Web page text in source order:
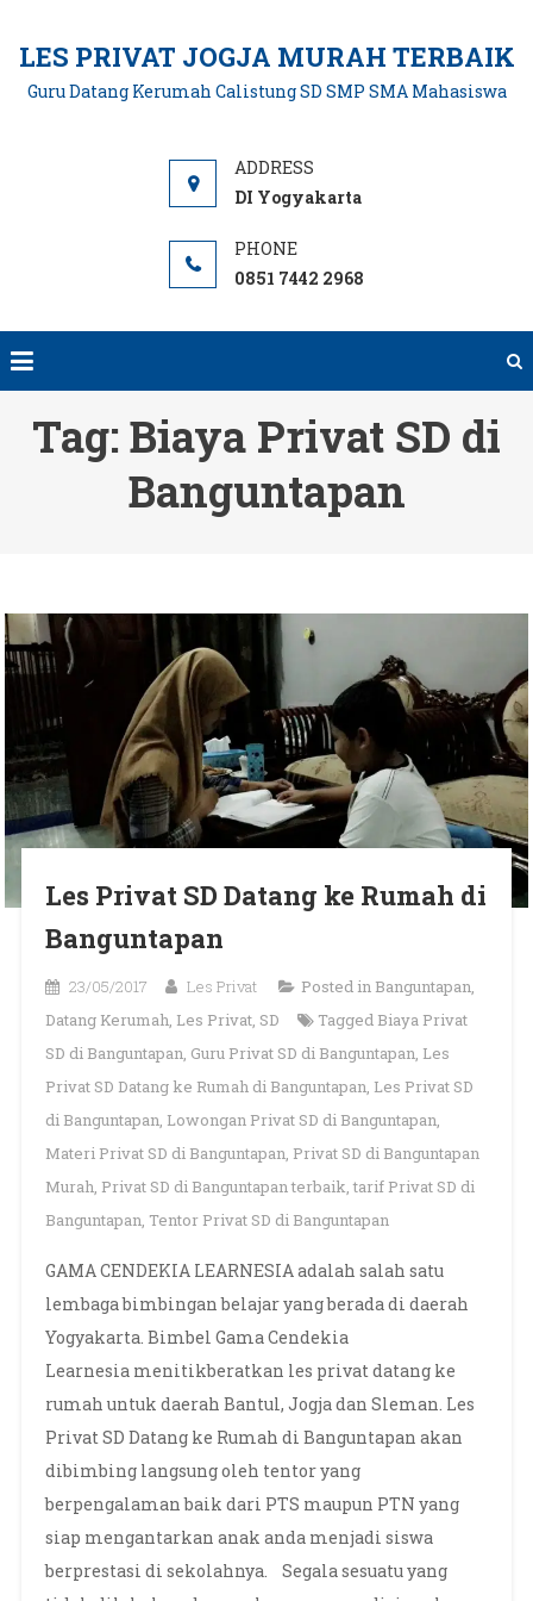
content
LES PRIVAT JOGJA MURAH TERBAIK
Guru Datang Kerumah Calistung SD SMP SMA Mahasiswa
DI Yogyakarta
0851 7442 2968
Tag: Biaya Privat SD di
Banguntapan
Les Privat SD Datang ke Rumah di
Banguntapan
23/05/2017 Les Privat Posted in Banguntapan,
Datang Kerumah, Les Privat, SD Tagged Biaya Privat
SD di Banguntapan, Guru Privat SD di Banguntapan, Les
Privat SD Datang ke Rumah di Banguntapan, Les Privat SD
di Banguntapan, Lowongan Privat SD di Banguntapan,
Materi Privat SD di Banguntapan, Privat SD di Banguntapan
Murah, Privat SD di Banguntapan terbaik,tarif Privat SD di
Banguntapan, Tentor Privat SD di Banguntapan
GAMA CENDEKIA LEARNESIA adalah salah satu
lembaga bimbingan belajar yang berada di daerah
Yogyakarta. Bimbel Gama Cendekia
Learnesia menitikberatkan les privat datang ke
rumah untuk daerah Bantul, Jogja dan Sleman. Les
Privat SD Datang ke Rumah di Banguntapan akan
dibimbing langsung oleh tentor yang
berpengalaman baik dari PTS maupun PTN yang
siap mengantarkan anak anda menjadi siswa
berprestasi di sekolahnya. Segala sesuatu yang